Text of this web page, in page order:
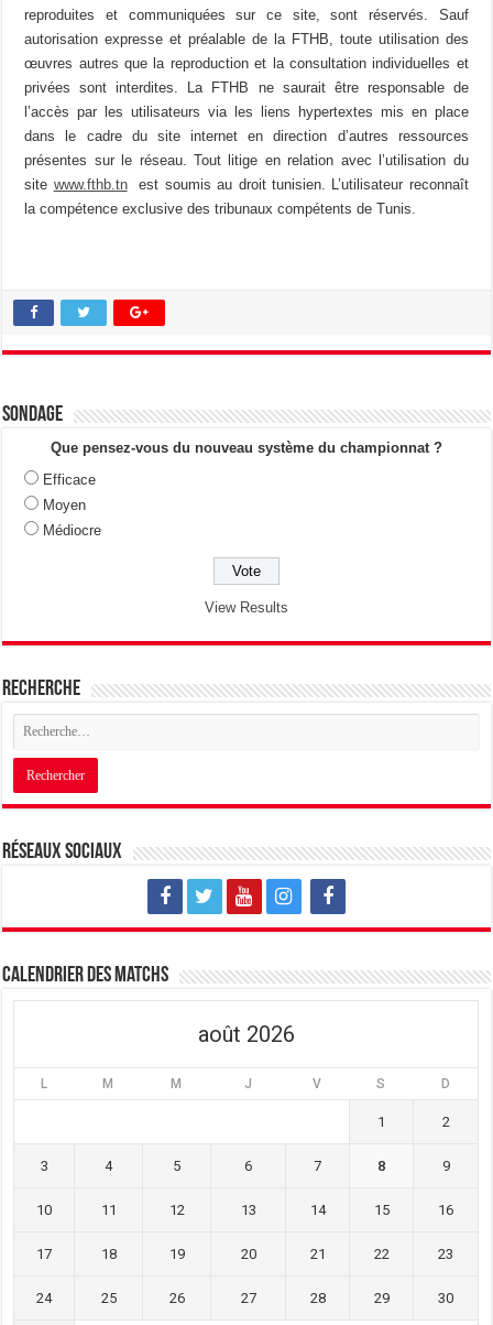
reproduites et communiquées sur ce site, sont réservés. Sauf
autorisation expresse et préalable de la FTHB, toute utilisation des
œuvres autres que la reproduction et la consultation individuelles et
privées sont interdites. La FTHB ne saurait être responsable de
l’accès par les utilisateurs via les liens hypertextes mis en place
dans le cadre du site internet en direction d’autres ressources
présentes sur le réseau. Tout litige en relation avec l’utilisation du
site www.fthb.tnest soumis au droit tunisien. L’utilisateur reconnaît
la compétence exclusive des tribunaux compétents de Tunis.
Sondage
Que pensez-vous du nouveau système du championnat ?
Efficace
Moyen
Médiocre
View Results
Recherche
Réseaux sociaux
Calendrier des matchs
août 2026
L M M J V S D
1 2
3 4 5 6 7 8 9
10 11 12 13 14 15 16
17 18 19 20 21 22 23
24 25 26 27 28 29 30